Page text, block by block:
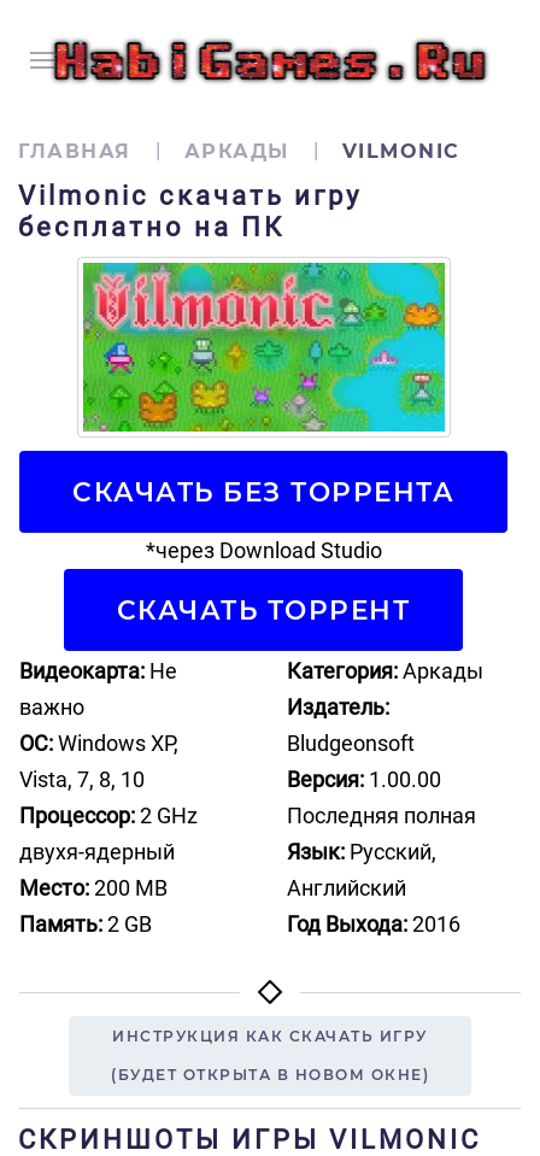
ГЛАВНАЯ АРКАДЫ VILMONIC
Vilmonic скачать игру
бесплатно на ПК
СКАЧАТЬ БЕЗ ТОРРЕНТА
*через Download Studio
СКАЧАТЬ ТОРРЕНТ
Видеокарта: Не
важно
ОС:Windows XP,
Vista, 7, 8, 10
Процессор:2 GHz
двухя-ядерный
Место:200 MB
Память:2 GB
Категория:Аркады
Издатель:
Bludgeonsoft
Версия: 1.00.00
Последняя полная
Язык: Русский,
Английский
Год Выхода:2016
ИНСТРУКЦИЯ КАК СКАЧАТЬ ИГРУ
(БУДЕТ ОТКРЫТА В НОВОМ ОКНЕ)
СКРИНШОТЫ ИГРЫ VILMONIC